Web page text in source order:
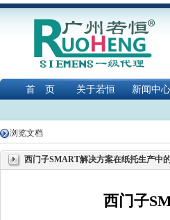
首 页 关于若恒 新闻中心
浏览文档
西门子SMART解决方案在纸托生产中
西门子